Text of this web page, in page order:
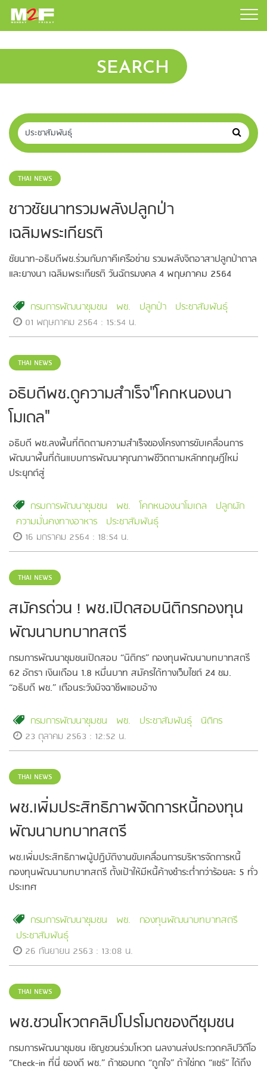
SEARCH
THAI NEWS
ชาวชัยนาทรวมพลังปลูกป่า
เฉลิมพระเกียรติ
ชัยนาท-อธิบดีพช.ร่วมกับภาคีเครือข่าย รวมพลังจิตอาสาปลูกป่าตาล
และยางนา เฉลิมพระเกียรติ วันฉัตรมงคล 4 พฤษภาคม 2564
กรมการพัฒนาชุมชน พช. ปลูกป่า ประชาสัมพันธุ์
01 พฤษภาคม 2564 : 15:54 น.
THAI NEWS
อธิบดีพช.ดูความสำเร็จ"โคกหนองนา
โมเดล"
อธิบดี พช.ลงพื้นที่ติดตามความสำเร็จของโครงการขับเคลื่อนการ
พัฒนาพื้นที่ต้นแบบการพัฒนาคุณภาพชีวิตตามหลักทฤษฎีใหม่
ประยุกต์สู่
กรมการพัฒนาชุมชน พช. โคกหนองนาโมเดล
ปลูกผัก
ความมั่นคงทางอาหาร
ประชาสัมพันธุ์
16 มกราคม 2564 : 18:54 น.
THAI NEWS
สมัครด่วน ! พช.เปิดสอบนิติกรกองทุน
พัฒนาบทบาทสตรี
กรมการพัฒนาชุมชนเปิดสอบ “นิติกร” กองทุนพัฒนาบทบาทสตรี
62 อัตรา เงินเดือน 1.8 หมื่นบาท สมัครได้ทางเว็บไซต์ 24 ชม.
“อธิบดี พช.” เตือนระวังมิจฉาชีพแอบอ้าง
กรมการพัฒนาชุมชน พช. ประชาสัมพันธุ์ นิติกร
23 ตุลาคม 2563 : 12:52 น.
THAI NEWS
พช.เพิ่มประสิทธิภาพจัดการหนี้กองทุน
พัฒนาบทบาทสตรี
พช.เพิ่มประสิทธิภาพผู้ปฎิบัติงานขับเคลื่อนการบริหารจัดการหนี้
กองทุนพัฒนาบทบาทสตรี ตั้งเป้าให้มีหนี้ค้างชำระต่ำกว่าร้อยละ 5 ทั่ว
ประเทศ
กรมการพัฒนาชุมชน พช.
กองทุนพัฒนาบทบาทสตรี
ประชาสัมพันธุ์
26 กันยายน 2563 : 13:08 น.
THAI NEWS
พช.ชวนโหวตคลิปโปรโมตของดีชุมชน
กรมการพัฒนาชุมชน เชิญชวนร่วมโหวต ผลงานส่งประกวดคลิปวิดีโอ
“Check-in ที่นี่ ของดี พช.” ถ้าชอบกด “ถูกใจ” ถ้าใช่กด “แชร์” ได้ถึง